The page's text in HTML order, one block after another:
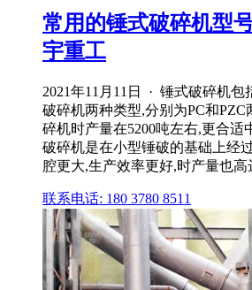
常用的锤式破碎机型
宇重工
2021年11月11日 · 锤式破碎机
破碎机两种类型,分别为PC和PZC
碎机时产量在5200吨左右,更合适
破碎机是在小型锤破的基础上经
腔更大,生产效率更好,时产量也高
联系电话: 180 3780 8511